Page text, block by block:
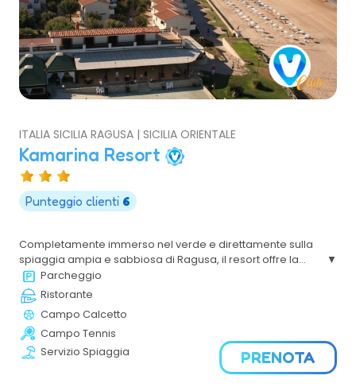
ITALIA SICILIA RAGUSA | SICILIA ORIENTALE
Kamarina Resort
Punteggio clienti 6
Completamente immerso nel verde e direttamente sulla
spiaggia ampia e sabbiosa di Ragusa, il resort offre la
comodità di un appartamento e l'intrattenimento da
residence, tutto da godere a bordo piscina con vista
mare.
Parcheggio
Ristorante
Campo Calcetto
Campo Tennis
Servizio Spiaggia
PRENOTA